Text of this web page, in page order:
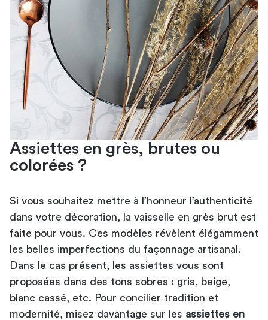
Assiettes en grès, brutes ou
colorées ?
Si vous souhaitez mettre à l’honneur l’authenticité
dans votre décoration, la vaisselle en grès brut est
faite pour vous. Ces modèles révèlent élégamment
les belles imperfections du façonnage artisanal.
Dans le cas présent, les assiettes vous sont
proposées dans des tons sobres : gris, beige,
blanc cassé, etc. Pour concilier tradition et
modernité, misez davantage sur les assiettes en